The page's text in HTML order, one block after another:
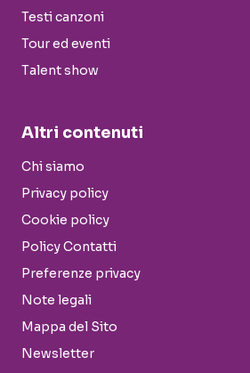
Testi canzoni
Tour ed eventi
Talent show
Altri contenuti
Chi siamo
Privacy policy
Cookie policy
Policy Contatti
Preferenze privacy
Note legali
Mappa del Sito
Newsletter